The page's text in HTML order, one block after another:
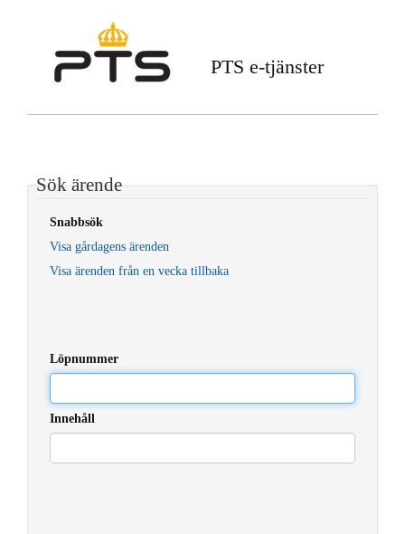
PTS e-tjänster
Sök ärende
Snabbsök
Visa gårdagens ärenden
Visa ärenden från en vecka tillbaka
Löpnummer
Innehåll